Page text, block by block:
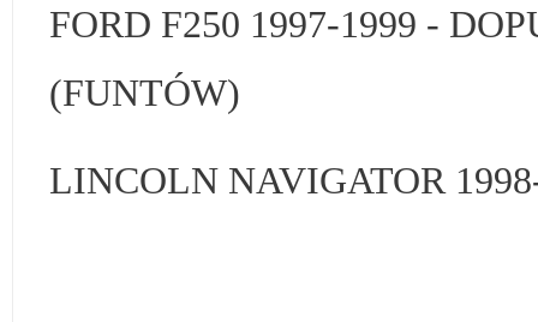
FORD F250 1997-1999 -
(FUNTÓW)
LINCOLN NAVIGATOR